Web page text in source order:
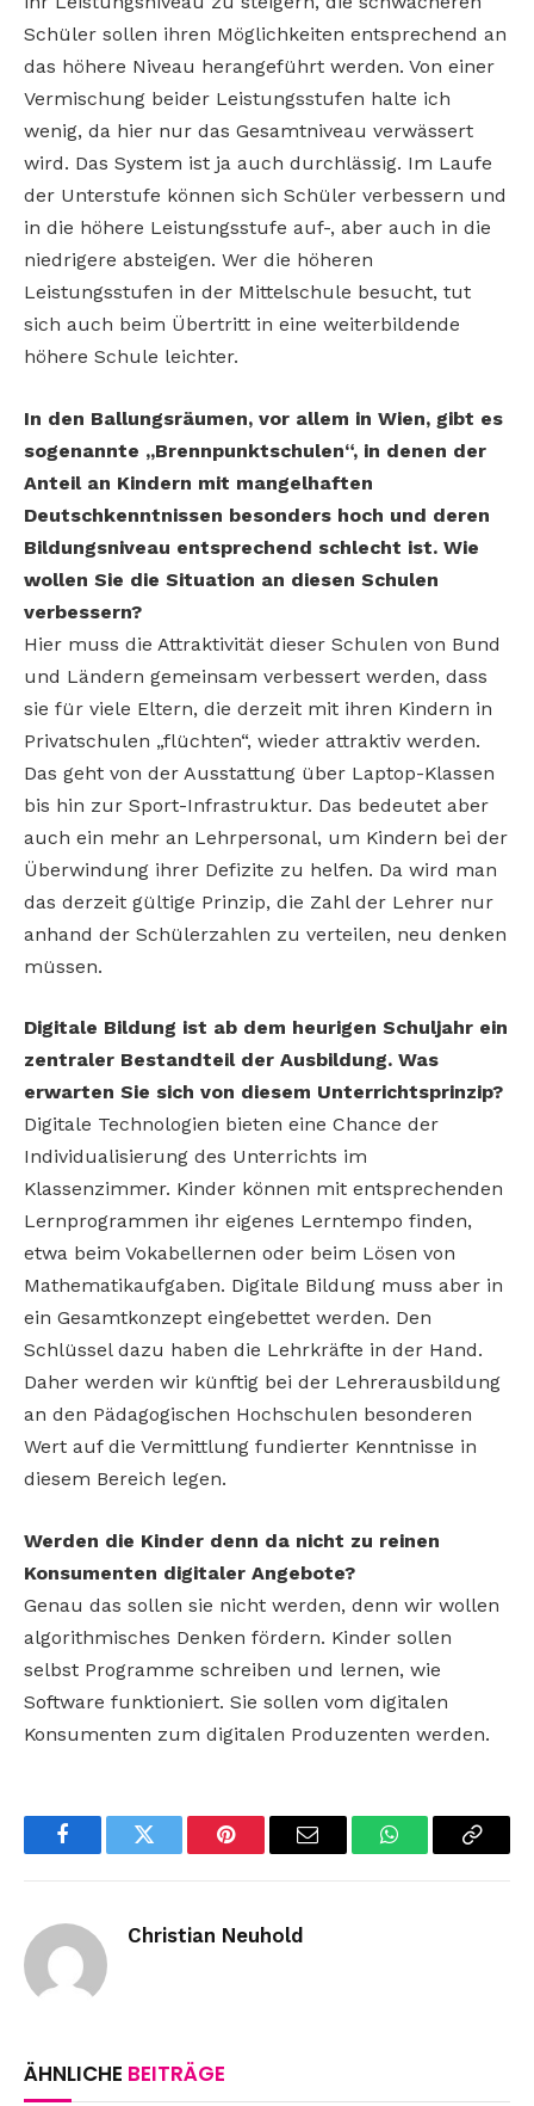
Schüler sollen ihren Möglichkeiten entsprechend an
das höhere Niveau herangeführt werden. Von einer
Vermischung beider Leistungsstufen halte ich
wenig, da hier nur das Gesamtniveau verwässert
wird. Das System ist ja auch durchlässig. Im Laufe
der Unterstufe können sich Schüler verbessern und
in die höhere Leistungsstufe auf-, aber auch in die
niedrigere absteigen. Wer die höheren
Leistungsstufen in der Mittelschule besucht, tut
sich auch beim Übertritt in eine weiterbildende
höhere Schule leichter.
In den Ballungsräumen, vor allem in Wien, gibt es
sogenannte „Brennpunktschulen“, in denen der
Anteil an Kindern mit mangelhaften
Deutschkenntnissen besonders hoch und deren
Bildungsniveau entsprechend schlecht ist. Wie
wollen Sie die Situation an diesen Schulen
verbessern?
Hier muss die Attraktivität dieser Schulen von Bund
und Ländern gemeinsam verbessert werden, dass
sie für viele Eltern, die derzeit mit ihren Kindern in
Privatschulen „flüchten“, wieder attraktiv werden.
Das geht von der Ausstattung über Laptop-Klassen
bis hin zur Sport-Infrastruktur. Das bedeutet aber
auch ein mehr an Lehrpersonal, um Kindern bei der
Überwindung ihrer Defizite zu helfen. Da wird man
das derzeit gültige Prinzip, die Zahl der Lehrer nur
anhand der Schülerzahlen zu verteilen, neu denken
müssen.
Digitale Bildung ist ab dem heurigen Schuljahr ein
zentraler Bestandteil der Ausbildung. Was
erwarten Sie sich von diesem Unterrichtsprinzip?
Digitale Technologien bieten eine Chance der
Individualisierung des Unterrichts im
Klassenzimmer. Kinder können mit entsprechenden
Lernprogrammen ihr eigenes Lerntempo finden,
etwa beim Vokabellernen oder beim Lösen von
Mathematikaufgaben. Digitale Bildung muss aber in
ein Gesamtkonzept eingebettet werden. Den
Schlüssel dazu haben die Lehrkräfte in der Hand.
Daher werden wir künftig bei der Lehrerausbildung
an den Pädagogischen Hochschulen besonderen
Wert auf die Vermittlung fundierter Kenntnisse in
diesem Bereich legen.
Werden die Kinder denn da nicht zu reinen
Konsumenten digitaler Angebote?
Genau das sollen sie nicht werden, denn wir wollen
algorithmisches Denken fördern. Kinder sollen
selbst Programme schreiben und lernen, wie
Software funktioniert. Sie sollen vom digitalen
Konsumenten zum digitalen Produzenten werden.
FacebookTwitter Pinterest Email WhatsAppCopy
Christian Neuhold
ÄHNLICHE BEITRÄGE